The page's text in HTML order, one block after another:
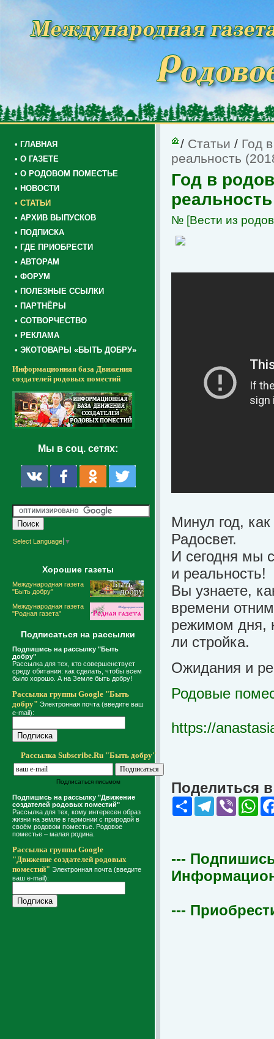
• ГЛАВНАЯ
• О ГАЗЕТЕ
• О РОДОВОМ ПОМЕСТЬЕ
• НОВОСТИ
• СТАТЬИ
• АРХИВ ВЫПУСКОВ
• ПОДПИСКА
• ГДЕ ПРИОБРЕСТИ
• АВТОРАМ
• ФОРУМ
• ПОЛЕЗНЫЕ ССЫЛКИ
• ПАРТНЁРЫ
• СОТВОРЧЕСТВО
• РЕКЛАМА
• ЭКОТОВАРЫ «БЫТЬ ДОБРУ»
Информационная база Движения
создателей родовых поместий
Мы в соц. сетях:
Select Language ▼
Хорошие газеты
Международная газета
"Быть добру"
Международная газета
"Родная газета"
Подписаться на рассылки
Подпишись на рассылку "Быть
добру"
Рассылка для тех, кто совершенствует
среду обитания: как сделать, чтобы всем
было хорошо. А на Земле быть добру!
Рассылка группы Google "Быть
добру" Электронная почта (введите ваш
e-mail):
Рассылка Subscribe.Ru "Быть добру"
Подписаться письмом
Подпишись на рассылку "Движение
создателей родовых поместий"
Рассылка для тех, кому интересен образ
жизни на земле в гармонии с природой в
своём родовом поместье. Родовое
поместье – малая родина.
Рассылка группы Google
"Движение создателей родовых
поместий" Электронная почта (введите
ваш e-mail):
/ Статьи / Год
реальность
Год в
реальность
№ [Вести из
Минул год,
Радосвет.
И сегодня мы
и реальность!
Вы узнаете,
времени
режимом дня,
ли стройка.
Ожидания и
Родовые
https://
Поделиться
Share Telegram
Viber
---
---